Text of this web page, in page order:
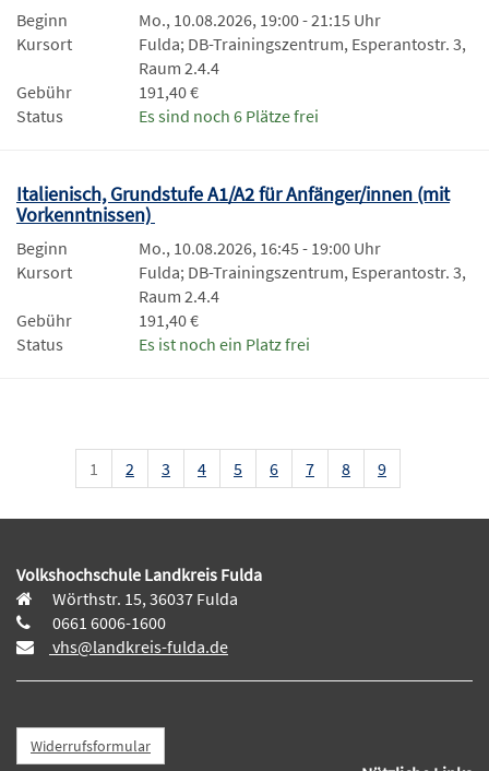
Beginn
Mo., 10.08.2026, 19:00 - 21:15 Uhr
Kursort
Fulda; DB-Trainingszentrum, Esperantostr. 3,
Raum 2.4.4
Gebühr
191,40 €
Status
Es sind noch 6 Plätze frei
Italienisch, Grundstufe A1/A2 für Anfänger/innen (mit
Vorkenntnissen)
Beginn
Mo., 10.08.2026, 16:45 - 19:00 Uhr
Kursort
Fulda; DB-Trainingszentrum, Esperantostr. 3,
Raum 2.4.4
Gebühr
191,40 €
Status
Es ist noch ein Platz frei
1 2 3 4 5 6 7 8 9
Volkshochschule Landkreis Fulda
Wörthstr. 15, 36037 Fulda
0661 6006-1600
vhs@landkreis-fulda.de
Widerrufsformular